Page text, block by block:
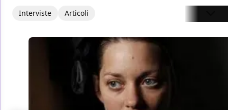
Interviste Articoli